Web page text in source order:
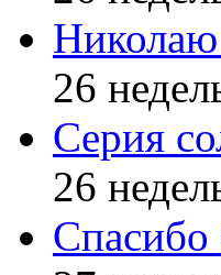
26
Серия
26